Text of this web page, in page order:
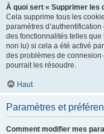
À quoi sert « Supprimer les
Cela supprime tous les
paramètres
des fonctionnalités telles
non lu) si cela a été activé
des problèmes de
pourrait les résoudre.
Haut
Paramètres et
Comment modifier mes